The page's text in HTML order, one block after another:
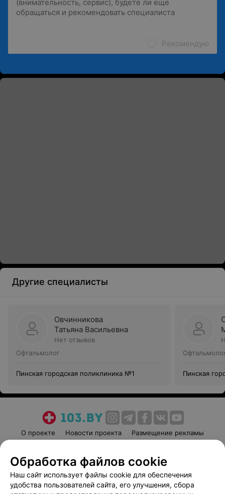
Рекомендую
Другие специалисты
Овчинникова
Татьяна Васильевна
Нет отзывов
Офтальмолог
Пинская городская поликлиника №1 Пинская
О проекте Новости проекта
Размещение рекламы
Пользовательское соглашение
Способы оплаты
Вакансии
Партнеры
Написать руководителю 103.by
Обработка файлов cookie
Наш сайт использует файлы cookie для обеспечения
удобства пользователей сайта, его улучшения, сбора